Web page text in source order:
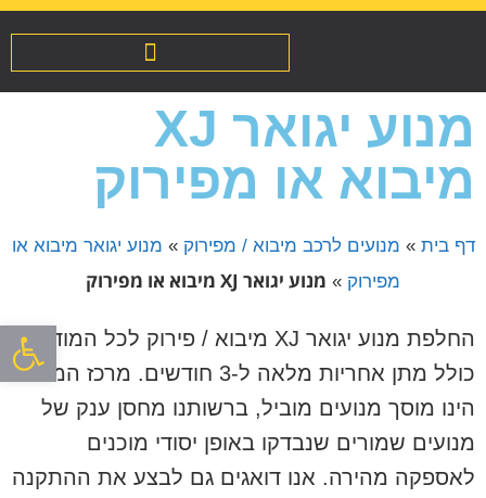
פתח
מנוע יגואר XJ
מיבוא או מפירוק
דף בית » מנועים לרכב מיבוא / מפירוק » מנוע יגואר מיבוא או
מפירוק » מנוע יגואר XJ מיבוא או מפירוק
החלפת מנוע יגואר XJ מיבוא / פירוק לכל המודלים
כולל מתן אחריות מלאה ל-3 חודשים. מרכז המנוע
הינו מוסך מנועים מוביל, ברשותנו מחסן ענק של
מנועים שמורים שנבדקו באופן יסודי מוכנים
לאספקה מהירה. אנו דואגים גם לבצע את ההתקנה